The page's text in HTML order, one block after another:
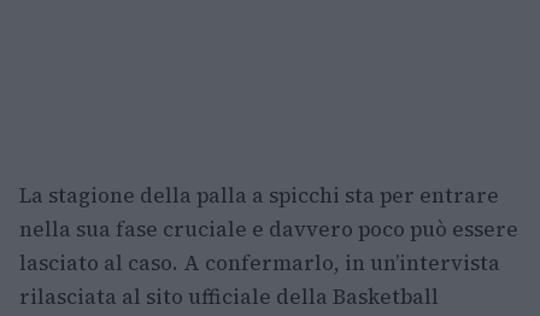
La stagione della palla a spicchi sta per entrare
nella sua fase cruciale e davvero poco può essere
lasciato al caso. A confermarlo, in un’intervista
rilasciata al sito ufficiale della Basketball